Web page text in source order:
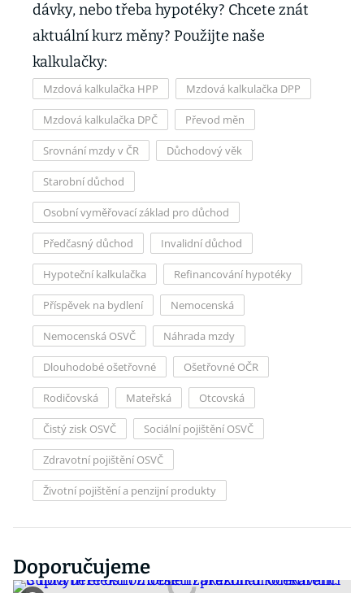
dávky, nebo třeba hypotéky? Chcete znát
aktuální kurz měny? Použijte naše
kalkulačky:
Mzdová kalkulačka HPP Mzdová kalkulačka DPP
Mzdová kalkulačka DPČ Převod měn
Srovnání mzdy v ČR Důchodový věk
Starobní důchod
Osobní vyměřovací základ pro důchod
Předčasný důchod Invalidní důchod
Hypoteční kalkulačka Refinancování hypotéky
Příspěvek na bydlení Nemocenská
Nemocenská OSVČ Náhrada mzdy
Dlouhodobé ošetřovné Ošetřovné OČR
Rodičovská Mateřská Otcovská
Čistý zisk OSVČ Sociální pojištění OSVČ
Zdravotní pojištění OSVČ
Životní pojištění a penzijní produkty
Doporučujeme